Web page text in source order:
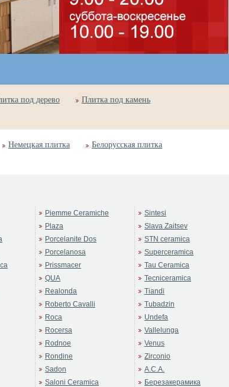
под дерево
Плитка под камень
Немецкая плитка
Белорусская плитка
Piemme Ceramiche
Plaza
Porcelanite Dos
Porcelanosa
Prissmacer
QUA
Realonda
Roberto Cavalli
Roca
Rocersa
Rodnoe
Rondine
Sadon
Saloni Ceramica
Sintesi
Slava Zaitsev
STN ceramica
Superceramica
Tau Ceramica
Tecniceramica
Tiandi
Tubadzin
Undefa
Vallelunga
Venus
Zirconio
А.С.А.
Березакерамика